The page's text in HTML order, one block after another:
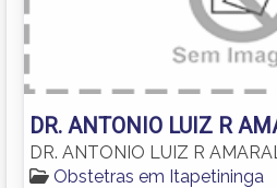
DR. ANTONIO LUIZ R
DR. ANTONIO LUIZ R AMARAL
Obstetras em Itapetininga